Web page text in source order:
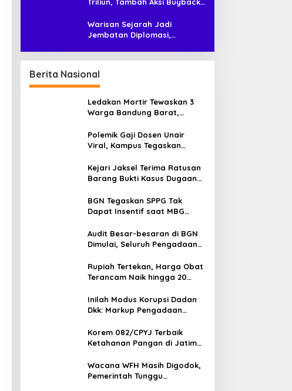
Saham
Warisan Sejarah Jadi
Jembatan Diplomasi,
Berita Nasional
Ledakan Mortir Tewaskan 3
Warga Bandung Barat,
Amunisi Bekas
Polemik Gaji Dosen Unair
Viral, Kampus Tegaskan
Pokok
Kejari Jaksel Terima Ratusan
Barang Bukti Kasus Dugaan
BGN Tegaskan SPPG Tak
Dapat Insentif saat MBG
Audit Besar-besaran di BGN
Dimulai, Seluruh Pengadaan
Rupiah Tertekan, Harga Obat
Terancam Naik hingga 20
Batas Maksimal
Inilah Modus Korupsi Dadan
Dkk: Markup Pengadaan
Tablet
Korem 082/CPYJ Terbaik
Ketahanan Pangan di Jatim
Langsung ke Sawah
Wacana WFH Masih Digodok,
Pemerintah Tunggu